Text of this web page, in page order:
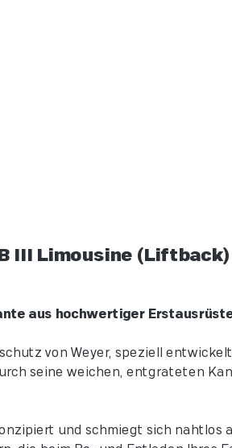
III Limousine (Liftback)
aus hochwertiger
von Weyer, speziell
seine weichen, entgrateten
und schmiegt sich